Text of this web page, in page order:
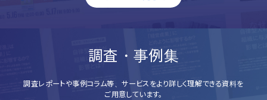
調査・事例集
調査レポートや事例コラム等、サービスをより詳しく理解できる資料を
ご用意しています。